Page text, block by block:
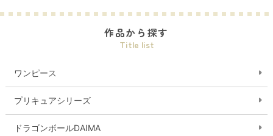
作品から探す
Title list
ワンピース
プリキュアシリーズ
ドラゴンボールDAIMA